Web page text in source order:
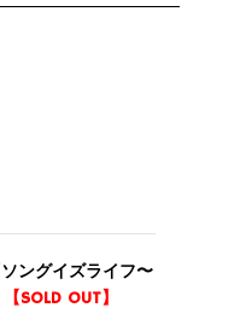
ソングイズライフ〜
【SOLD OUT】